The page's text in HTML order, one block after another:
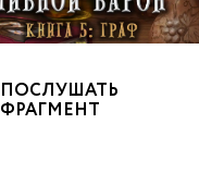
ПОСЛУШАТЬ
ФРАГМЕНТ